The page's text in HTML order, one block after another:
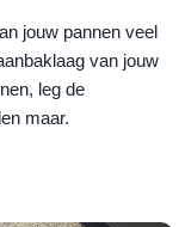
jouw pannen veel
van jouw
leg de
maar.